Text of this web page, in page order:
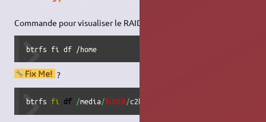
Commande pour visualiser le RAID en cours
btrfs fi df /home
?
btrfs fi df /media/$USER/c2b6e6ec-10d6-4c48-a28a-